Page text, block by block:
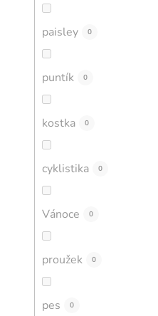
paisley 0
puntík 0
kostka 0
cyklistika 0
Vánoce 0
proužek 0
pes 0